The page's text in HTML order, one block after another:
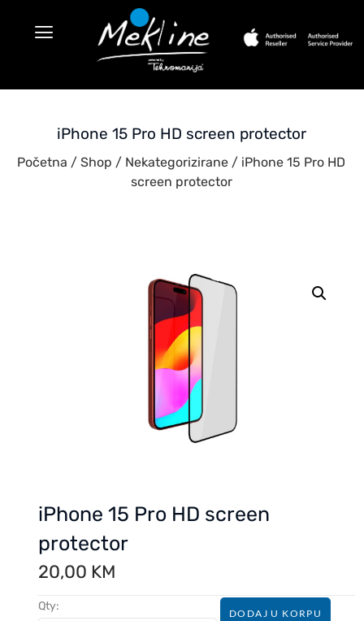
iPhone 15 Pro HD screen protector
Početna / Shop / Nekategorizirane / iPhone 15 Pro HD
screen protector
iPhone 15 Pro HD screen
protector
20,00 KM
Qty:
DODAJ U KORPU